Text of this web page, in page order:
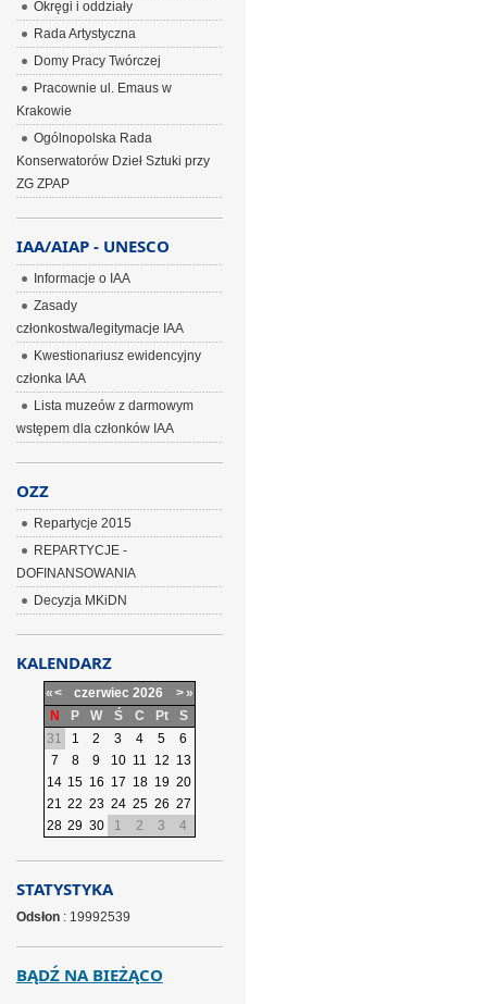
Okręgi i oddziały
Rada Artystyczna
Domy Pracy Twórczej
Pracownie ul. Emaus w
Krakowie
Ogólnopolska Rada
Konserwatorów Dzieł Sztuki przy
ZG ZPAP
IAA/AIAP - UNESCO
Informacje o IAA
Zasady
członkostwa/legitymacje IAA
Kwestionariusz ewidencyjny
członka IAA
Lista muzeów z darmowym
wstępem dla członków IAA
OZZ
Repartycje 2015
REPARTYCJE -
DOFINANSOWANIA
Decyzja MKiDN
KALENDARZ
«< czerwiec 2026 >»
N
P W Ś C Pt
S
31
1 2 3 4 5
6
7
8 9 10 11 12 13
14 15 16 17 18 19 20
21 22 23 24 25 26 27
28 29 30 1 2 3 4
STATYSTYKA
Odsłon: 19992539
BĄDŹ NA BIEŻĄCO